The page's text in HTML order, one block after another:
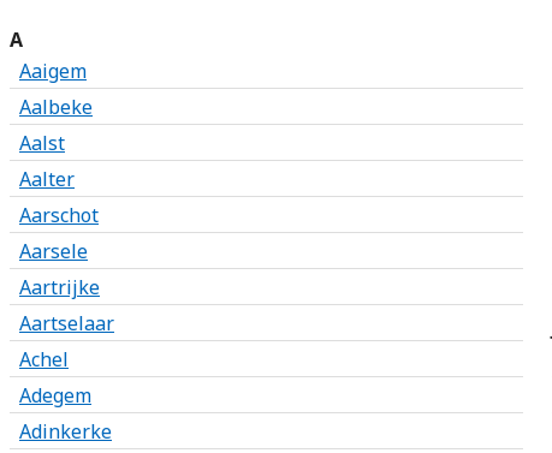
A
Aaigem
Aalbeke
Aalst
Aalter
Aarschot
Aarsele
Aartrijke
Aartselaar
Achel
Adegem
Adinkerke